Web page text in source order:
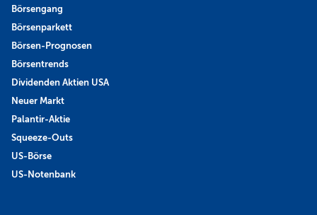
Börsengang
Börsenparkett
Börsen-Prognosen
Börsentrends
Dividenden Aktien USA
Neuer Markt
Palantir-Aktie
Squeeze-Outs
US-Börse
US-Notenbank